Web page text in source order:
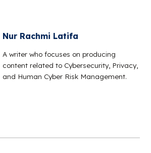
Nur Rachmi Latifa
A writer who focuses on producing
content related to Cybersecurity, Privacy,
and Human Cyber Risk Management.